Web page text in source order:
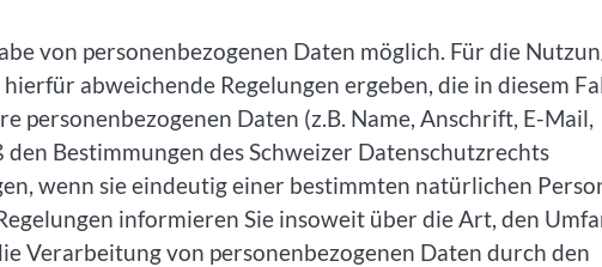
von personenbezogenen Daten möglich. Für die
abweichende Regelungen ergeben, die in diesem
personenbezogenen Daten (z.B. Name, Anschrift, E-Mail,
Bestimmungen des Schweizer Datenschutzrechts
wenn sie eindeutig einer bestimmten natürlichen
informieren Sie insoweit über die Art, den
Verarbeitung von personenbezogenen Daten durch den